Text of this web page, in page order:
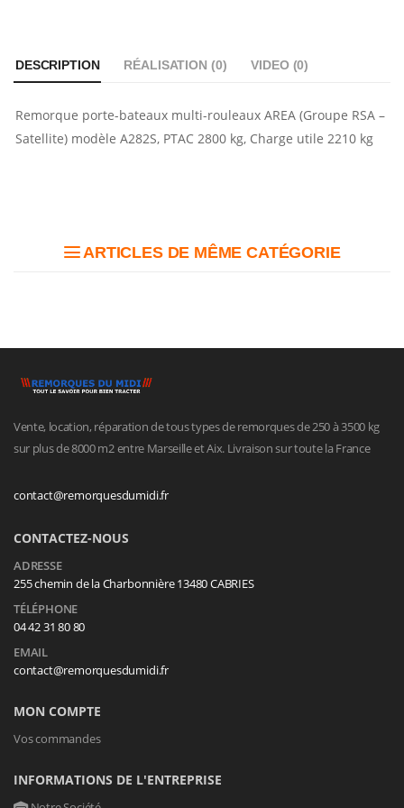
DESCRIPTION RÉALISATION (0) VIDEO (0)
Remorque porte-bateaux multi-rouleaux AREA (Groupe RSA –
Satellite) modèle A282S, PTAC 2800 kg, Charge utile 2210 kg
ARTICLES DE MÊME CATÉGORIE
Vente, location, réparation de tous types de remorques de 250 à 3500 kg
sur plus de 8000 m2 entre Marseille et Aix. Livraison sur toute la France
contact@remorquesdumidi.fr
CONTACTEZ-NOUS
ADRESSE
255 chemin de la Charbonnière 13480 CABRIES
TÉLÉPHONE
04 42 31 80 80
EMAIL
contact@remorquesdumidi.fr
MON COMPTE
Vos commandes
INFORMATIONS DE L'ENTREPRISE